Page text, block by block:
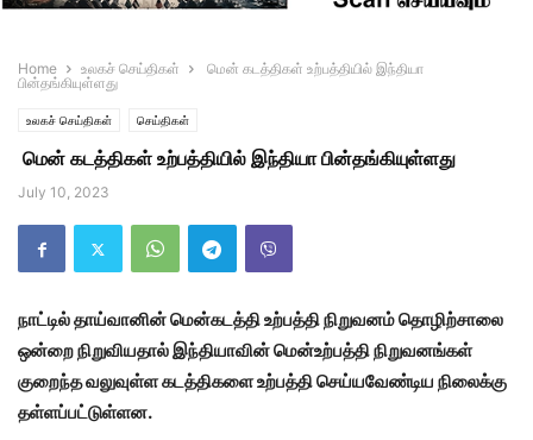
Home உலகச் செய்திகள்
மென் கடத்திகள் உற்பத்தியில் இந்தியா
பின்தங்கியுள்ளது
உலகச் செய்திகள் செய்திகள்
மென் கடத்திகள் உற்பத்தியில் இந்தியா பின்தங்கியுள்ளது
July 10, 2023
நாட்டில் தாய்வானின் மென்கடத்தி உற்பத்தி நிறுவனம் தொழிற்சாலை
ஒன்றை நிறுவியதால் இந்தியாவின் மென்உற்பத்தி நிறுவனங்கள்
குறைந்த வலுவுள்ள கடத்திகளை உற்பத்தி செய்யவேண்டிய நிலைக்கு
தள்ளப்பட்டுள்ளன.